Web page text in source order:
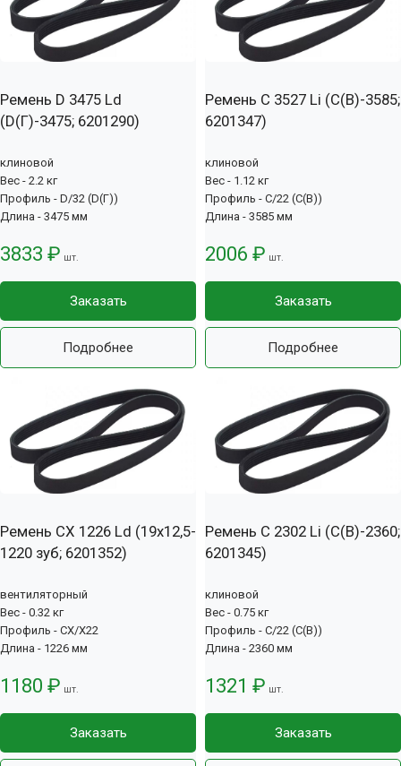
Ремень D 3475 Ld
(D(Г)-3475; 6201290)
клиновой
Вес - 2.2 кг
Профиль - D/32 (D(Г))
Длина - 3475 мм
3833 ₽ шт.
Заказать
Подробнее
Ремень C 3527 Li (С(В)-3585;
6201347)
клиновой
Вес - 1.12 кг
Профиль - C/22 (С(В))
Длина - 3585 мм
2006 ₽ шт.
Заказать
Подробнее
Ремень CX 1226 Ld (19х12,5-
1220 зуб; 6201352)
вентиляторный
Вес - 0.32 кг
Профиль - CX/X22
Длина - 1226 мм
1180 ₽ шт.
Заказать
Ремень C 2302 Li (С(В)-2360;
6201345)
клиновой
Вес - 0.75 кг
Профиль - C/22 (С(В))
Длина - 2360 мм
1321 ₽ шт.
Заказать